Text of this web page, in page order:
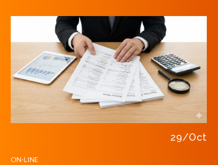
29/Oct
ON-LINE